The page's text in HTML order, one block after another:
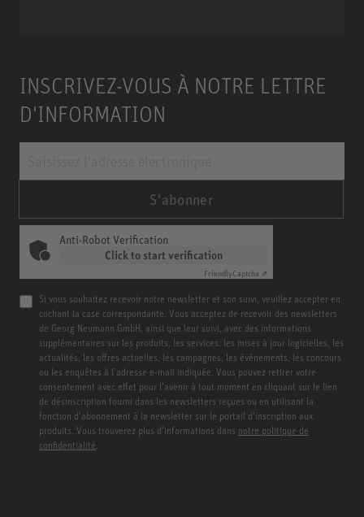
INSCRIVEZ-VOUS À NOTRE LETTRE
D'INFORMATION
S'abonner
Anti-Robot Verification
Click to start verification
FriendlyCaptcha ⇗
Si vous souhaitez recevoir notre newsletter et son suivi, veuillez accepter en
cochant la case correspondante. Vous acceptez de recevoir des newsletters
de Georg Neumann GmbH, ainsi que leur suivi, avec des informations
supplémentaires sur les produits, les services, les mises à jour logicielles, les
actualités, les offres actuelles, les campagnes, les événements, les concours
ou les enquêtes à l’adresse e-mail indiquée. Vous pouvez retirer votre
consentement avec effet pour l’avenir à tout moment en cliquant sur le lien
de désinscription fourni dans les newsletters reçues ou en utilisant la
fonction d’abonnement à la newsletter sur le portail d’inscription aux
produits. Vous trouverez plus d’informations dans notre politique de
confidentialité.